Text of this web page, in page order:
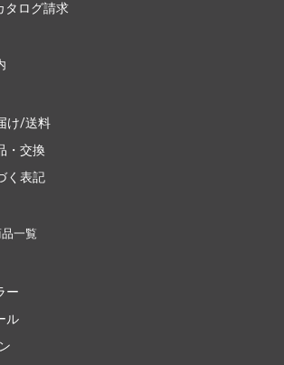
タログ請求
け/送料
・交換
く表記
一覧
ー
ル